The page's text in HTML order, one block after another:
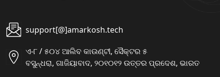
support[@]amarkosh.tech
ଏ-୮ / ୫୦୪ ଆଲିବ କାଉଣ୍ଟୀ, ସୈକ୍ଟର ୫
ବସୁନ୍ଧରା, ଗାଜିୟାବାଦ, ୨୦୧୦୧୨ ଉତ୍ତର ପ୍ରଦେଶ, ଭାରତ